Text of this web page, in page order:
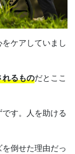
ケアしていまし
るものだとここ
です。人を助ける
倒せた理由だっ